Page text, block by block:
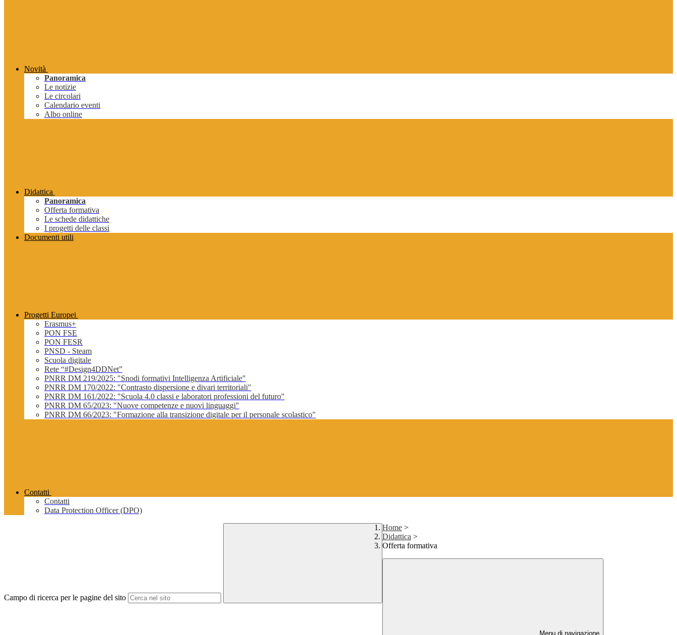
Novità
Panoramica
Le notizie
Le circolari
Calendario eventi
Albo online
Didattica
Panoramica
Offerta formativa
Le schede didattiche
I progetti delle classi
Documenti utili
Progetti Europei
Erasmus+
PON FSE
PON FESR
PNSD - Steam
Scuola digitale
Rete “#Design4DDNet”
PNRR DM 219/2025: "Snodi formativi Intelligenza Artificiale"
PNRR DM 170/2022: "Contrasto dispersione e divari territoriali"
PNRR DM 161/2022: "Scuola 4.0 classi e laboratori professioni del futuro"
PNRR DM 65/2023: "Nuove competenze e nuovi linguaggi"
PNRR DM 66/2023: "Formazione alla transizione digitale per il personale scolastico"
Contatti
Contatti
Data Protection Officer (DPO)
Campo di ricerca per le pagine del sito
Home >
Didattica >
Offerta formativa
Menu di navigazione